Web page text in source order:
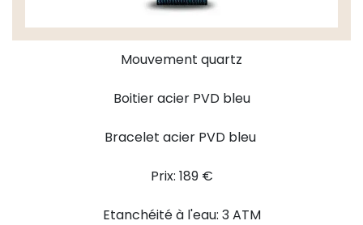
Mouvement quartz
Boitier acier PVD bleu
Bracelet acier PVD bleu
Prix: 189 €
Etanchéité à l'eau: 3 ATM